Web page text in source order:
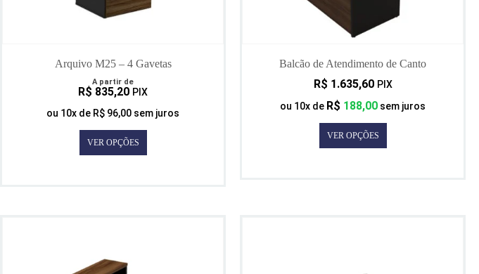
Arquivo M25 – 4 Gavetas
A partir de
R$ 835,20 PIX
ou 10x de R$ 96,00 sem juros
VER OPÇÕES
Balcão de Atendimento de Canto
R$ 1.635,60 PIX
ou 10x de R$ 188,00 sem juros
VER OPÇÕES